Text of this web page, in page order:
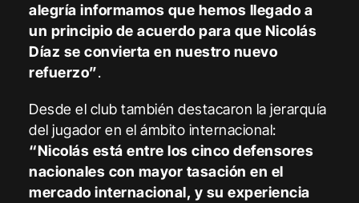
alegría informamos que hemos llegado a
un principio de acuerdo para que Nicolás
Díaz se convierta en nuestro nuevo
refuerzo”.
Desde el club también destacaron la jerarquía
del jugador en el ámbito internacional:
“Nicolás está entre los cinco defensores
nacionales con mayor tasación en el
mercado internacional, y su experiencia